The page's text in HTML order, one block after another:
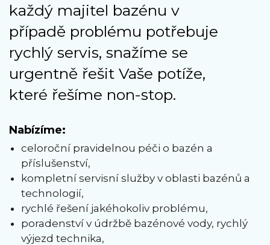
každý majitel bazénu v
případě problému potřebuje
rychlý servis, snažíme se
urgentně řešit Vaše potíže,
které řešíme non-stop.
Nabízíme:
celoroční pravidelnou péči o bazén a
příslušenství,
kompletní servisní služby v oblasti bazénů a
technologií,
rychlé řešení jakéhokoliv problému,
poradenství v údržbě bazénové vody, rychlý
výjezd technika,